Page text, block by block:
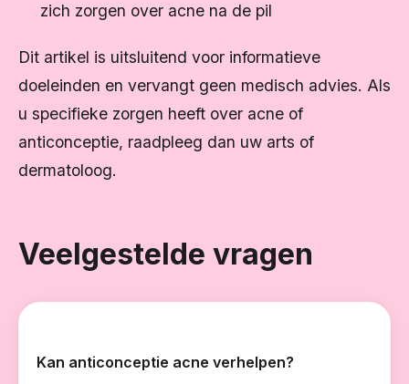
zich zorgen over acne na de pil
Dit artikel is uitsluitend voor informatieve
doeleinden en vervangt geen medisch advies. Als
u specifieke zorgen heeft over acne of
anticonceptie, raadpleeg dan uw arts of
dermatoloog.
Veelgestelde vragen
Kan anticonceptie acne verhelpen?